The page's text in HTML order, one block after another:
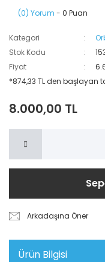
(0) Yorum - 0 Puan
Kategori
Stok Kodu
Fiyat
*874,33 TL den başlayan
8.000,00 TL
Arkadaşına Öner
Ürün Bilgisi